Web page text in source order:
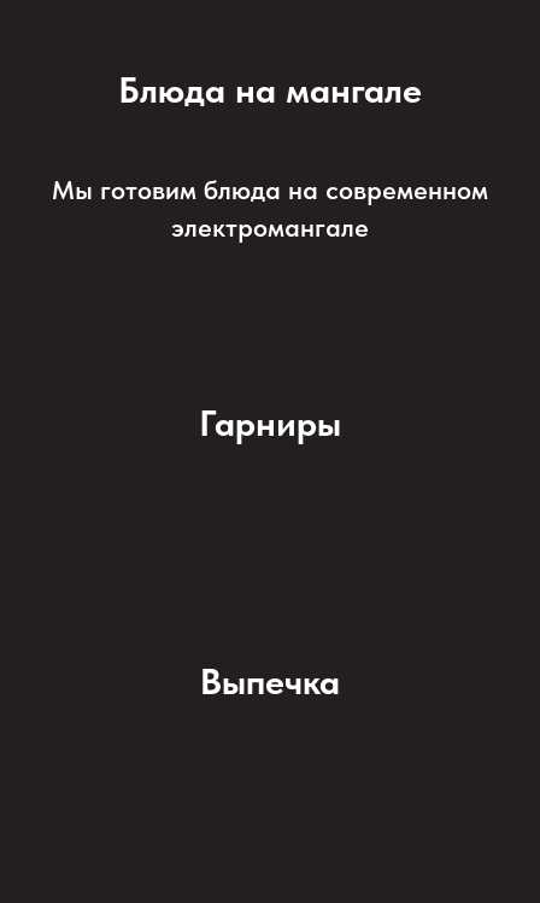
Блюда на мангале
Мы готовим блюда на современном
электромангале
Гарниры
Выпечка